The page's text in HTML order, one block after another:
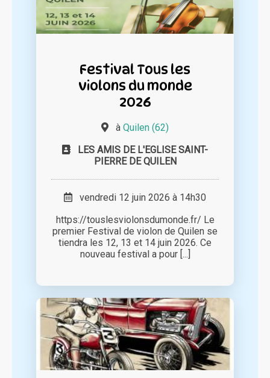
Festival Tous les
violons du monde
2026
à Quilen (62)
LES AMIS DE L'EGLISE SAINT-
PIERRE DE QUILEN
vendredi 12 juin 2026 à 14h30
https://touslesviolonsdumonde.fr/ Le
premier Festival de violon de Quilen se
tiendra les 12, 13 et 14 juin 2026. Ce
nouveau festival a pour [...]